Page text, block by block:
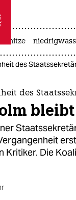
taz zahl ich
taz zahl ich
hitze
des
des
Kritiker. Die